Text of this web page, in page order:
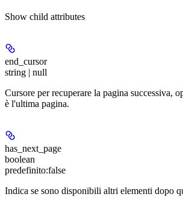
Show child attributes
end_cursor
string | null
Cursore per recuperare la pagina successiva,
è l'ultima pagina.
has_next_page
boolean
predefinito:false
Indica se sono disponibili altri elementi dopo